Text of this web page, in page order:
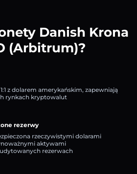
Danish Krona
(Arbitrum)?
z dolarem amerykańskim, zapewniają
rynkach kryptowalut
rezerwy
rzeczywistymi dolarami
aktywami
rezerwach